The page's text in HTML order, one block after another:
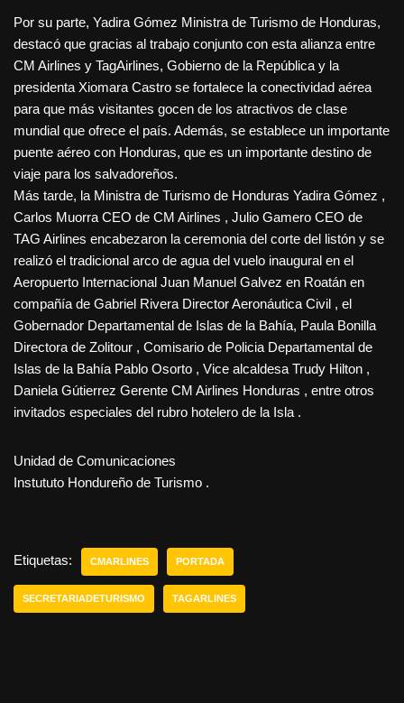
Por su parte, Yadira Gómez Ministra de Turismo de Honduras,
destacó que gracias al trabajo conjunto con esta alianza entre
CM Airlines y TagAirlines, Gobierno de la República y la
presidenta Xiomara Castro se fortalece la conectividad aérea
para que más visitantes gocen de los atractivos de clase
mundial que ofrece el país. Además, se establece un importante
puente aéreo con Honduras, que es un importante destino de
viaje para los salvadoreños.
Más tarde, la Ministra de Turismo de Honduras Yadira Gómez ,
Carlos Muorra CEO de CM Airlines , Julio Gamero CEO de
TAG Airlines encabezaron la ceremonia del corte del listón y se
realizó el tradicional arco de agua del vuelo inaugural en el
Aeropuerto Internacional Juan Manuel Galvez en Roatán en
compañía de Gabriel Rivera Director Aeronáutica Civil , el
Gobernador Departamental de Islas de la Bahía, Paula Bonilla
Directora de Zolitour , Comisario de Policia Departamental de
Islas de la Bahía Pablo Osorto , Vice alcaldesa Trudy Hilton ,
Daniela Gútierrez Gerente CM Airlines Honduras , entre otros
invitados especiales del rubro hotelero de la Isla .
Unidad de Comunicaciones
Instututo Hondureño de Turismo .
Etiquetas: CMARLINES PORTADA
SECRETARIADETURISMO TAGARLINES